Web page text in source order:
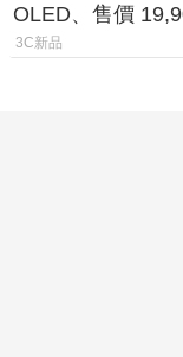
OLED、售價
費最低 0 元入手
3C新品